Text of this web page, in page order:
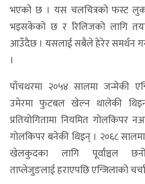
भएको छ । यस चलचित्रको फस्ट
भइसकेको छ र रिलिजको लागि
आउँदैछ । यसलाई सबैले हेरेर समर्थन
।
पाँचथरमा २०५४ सालमा जन्मेकी
उमेरमा फुटबल खेल्न थालेकी
प्रतियोगितामा नियमित गोलकिपर
गोलकिपर बनेकी थिइन् । २०६८ सालमा
खेलकुदका लागि पूर्वाञ्चल
ताप्लेजुङलाई हराएपछि एन्जिलाको